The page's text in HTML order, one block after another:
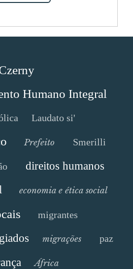
Humano Integral
Laudato si'
Prefeito Smerilli
direitos humanos
economia e ética social
migrantes
migrações paz
África